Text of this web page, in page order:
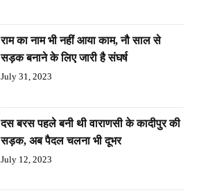
राम का नाम भी नहीं आया काम, नौ साल से
सड़क बनाने के लिए जारी है संघर्ष
July 31, 2023
दस बरस पहले बनी थी वाराणसी के कादीपुर की
सड़क, अब पैदल चलना भी दूभर
July 12, 2023